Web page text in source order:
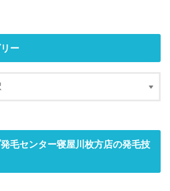
~ 20:00
ー
毛センター寝屋川枚方店の発毛技